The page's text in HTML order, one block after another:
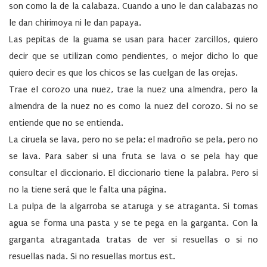
son como la de la calabaza. Cuando a uno le dan calabazas no
le dan chirimoya ni le dan papaya.
Las pepitas de la guama se usan para hacer zarcillos, quiero
decir que se utilizan como pendientes, o mejor dicho lo que
quiero decir es que los chicos se las cuelgan de las orejas.
Trae el corozo una nuez, trae la nuez una almendra, pero la
almendra de la nuez no es como la nuez del corozo. Si no se
entiende que no se entienda.
La ciruela se lava, pero no se pela; el madroño se pela, pero no
se lava. Para saber si una fruta se lava o se pela hay que
consultar el diccionario. El diccionario tiene la palabra. Pero si
no la tiene será que le falta una página.
La pulpa de la algarroba se ataruga y se atraganta. Si tomas
agua se forma una pasta y se te pega en la garganta. Con la
garganta atragantada tratas de ver si resuellas o si no
resuellas nada. Si no resuellas mortus est.